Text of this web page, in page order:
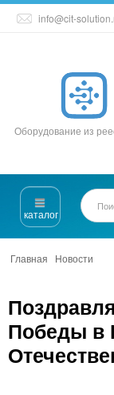
info@cit-
Оборудование из
каталог
Главная Новости
Победы в